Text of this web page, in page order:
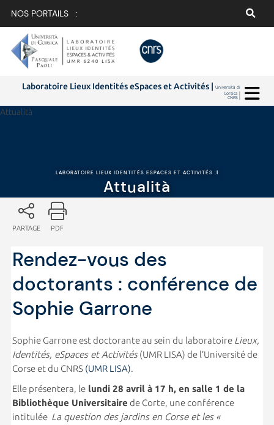
NOS PORTAILS :
Laboratoire Lieux Identités eSpaces et Activités |Università di
Corsica |
CNRS |
Attualità
LABORATOIRE LIEUX IDENTITÉS ESPACES ET ACTIVITÉS |
Attualità
PARTAGE PDF
Rendez-vous des
doctorants : conférence de
Sophie Garrone
Sophie Garrone est doctorante au sein du laboratoire Lieux,
Identités, eSpaces et Activités(UMR LISA) de l’Université de
Corse et du CNRS (UMR LISA).
Elle présentera, lelundi 28 avril à 17 h, en salle 1 de la
Bibliothèque Universitaire de Corte, une conférence
intitulée La question des jardins en Corse et les «